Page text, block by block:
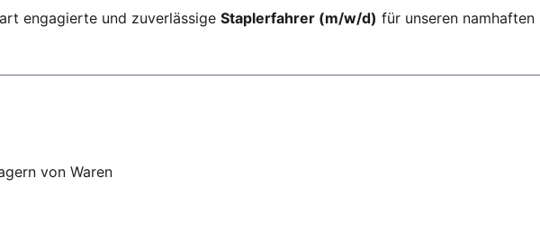
engagierte und zuverlässige Staplerfahrer (m/w/d) für unseren
von Waren